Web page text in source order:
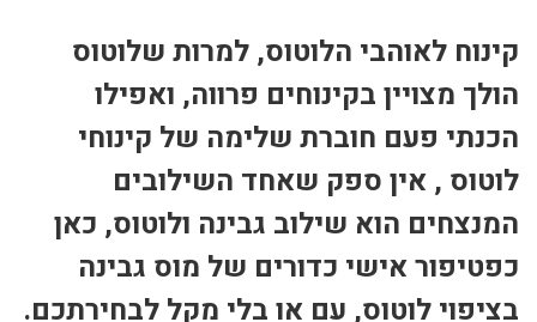
קינוח לאוהבי הלוטוס, למרות שלוטוס
הולך מצויין בקינוחים פרווה, ואפילו
הכנתי פעם חוברת שלימה של קינוחי
לוטוס , אין ספק שאחד השילובים
המנצחים הוא שילוב גבינה ולוטוס, כאן
כפטיפור אישי כדורים של מוס גבינה
בציפוי לוטוס, עם או בלי מקל לבחירתכם.